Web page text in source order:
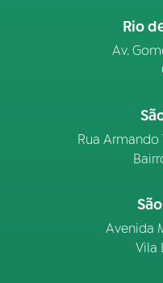
Rio
Av.
Rua Armando
Avenida
Vila